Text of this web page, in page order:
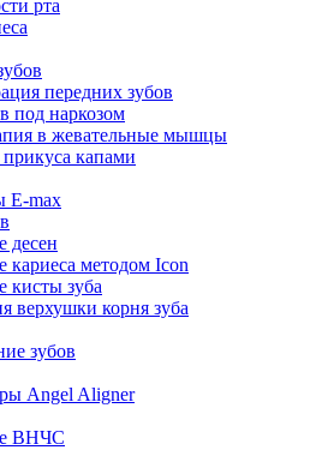
рта
передних зубов
под наркозом
в жевательные мышцы
капами
E-max
десен
кариеса методом Icon
кисты зуба
верхушки корня зуба
зубов
Angel Aligner
ВНЧС